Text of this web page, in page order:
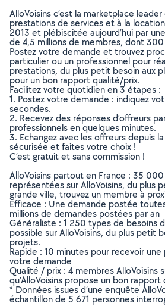
AlloVoisins c’est la marketplace
prestations de services et à la
2013 et plébiscitée aujourd’hui par
de 4,5 millions de membres, dont
Postez votre demande et trouvez
particulier ou un professionnel pour
prestations, du plus petit besoin aux
pour un bon rapport qualité/prix.
Facilitez votre quotidien en 3 étapes :
1. Postez votre demande : indiquez
secondes.
2. Recevez des réponses d’offreurs
professionnels en quelques minutes.
3. Echangez avec les offreurs depuis
sécurisée et faites votre choix !
C’est gratuit et sans commission !
AlloVoisins partout en France : 35
représentées sur AlloVoisins, du plus
grande ville, trouvez un membre à
Efficace : Une demande postée
millions de demandes postées par an
Généraliste : 1 250 types de besoins
possible sur AlloVoisins, du plus petit
projets.
Rapide : 10 minutes pour recevoir
votre demande
Qualité / prix : 4 membres AlloVoisins
qu’AlloVoisins propose un bon
* Données issues d’une enquête
échantillon de 5 671 personnes